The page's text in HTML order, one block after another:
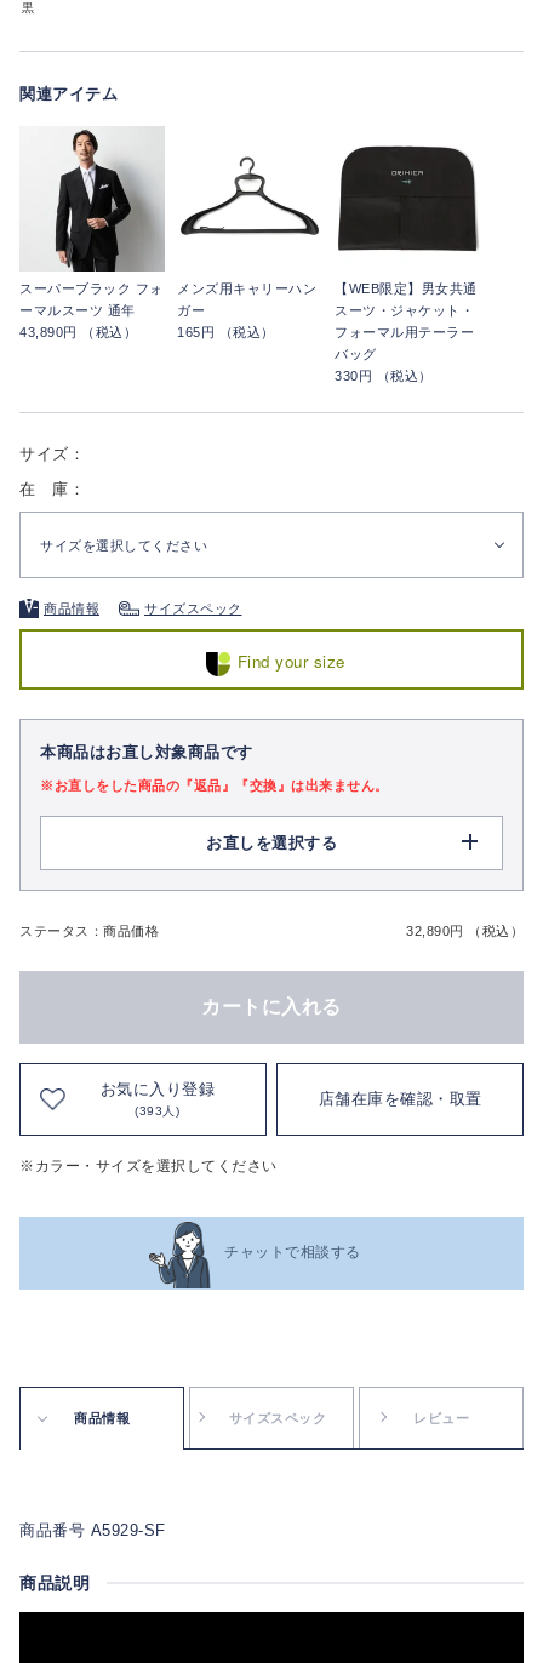
黒
関連アイテム
スーパーブラック フォ
ーマルスーツ 通年
43,890円 （税込）
メンズ用キャリーハン
ガー
165円 （税込）
【WEB限定】男女共通
スーツ・ジャケット・
フォーマル用テーラー
バッグ
330円 （税込）
サイズ：
在 庫：
サイズを選択してください
商品情報 サイズスペック
Find your size
本商品はお直し対象商品です
※お直しをした商品の『返品』『交換』は出来ません。
お直しを選択する
ステータス：商品価格 32,890円 （税込）
カートに入れる
お気に入り登録
(393人)
店舗在庫を確認・取置
※カラー・サイズを選択してください
チャットで相談する
商品情報 サイズスペック レビュー
商品番号 A5929-SF
商品説明